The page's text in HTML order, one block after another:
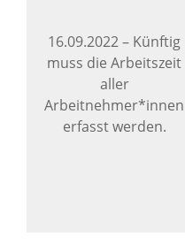
16.09.2022– Künftig
muss die Arbeitszeit
aller
Arbeitnehmer*innen
erfasst werden.